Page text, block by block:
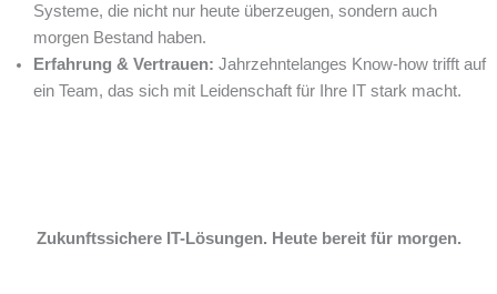
Systeme, die nicht nur heute überzeugen, sondern auch
morgen Bestand haben.
Erfahrung & Vertrauen: Jahrzehntelanges Know-how trifft auf
ein Team, das sich mit Leidenschaft für Ihre IT stark macht.
Zukunftssichere IT-Lösungen. Heute bereit für morgen.